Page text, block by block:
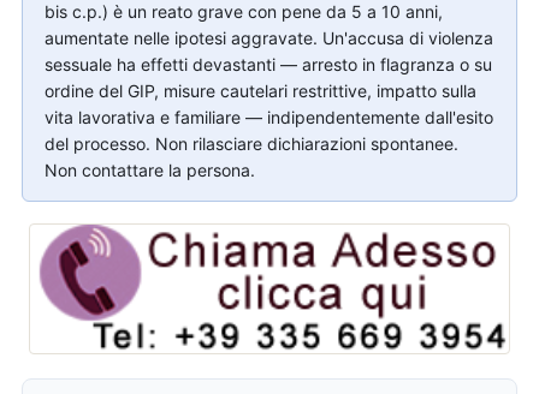
bis c.p.) è un reato grave con pene da 5 a 10 anni,
aumentate nelle ipotesi aggravate. Un'accusa di violenza
sessuale ha effetti devastanti — arresto in flagranza o su
ordine del GIP, misure cautelari restrittive, impatto sulla
vita lavorativa e familiare — indipendentemente dall'esito
del processo. Non rilasciare dichiarazioni spontanee.
Non contattare la persona.